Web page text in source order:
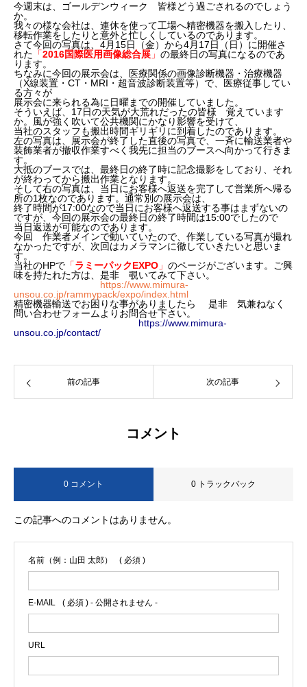
今週末は、ゴールデンウィーク 皆様どう過ごされるのでしょう
か。
我々の様な会社は、連休を使って工場へ精密機器を搬入したり、
移転作業をしたりと意外と忙しくしているのであります。
さて今回の写真は、 4月15日（金）から4月 17日（日）に開催さ
れた 「2016国際医用画像総合展 」 の最終日の写真になるのであ
ります。
ちなみに今回の展示会は、医療関係の画像診断機器・治療機器
（X線装置・CT・MRI・超音波診断装置等）で、医療従事してい
る方々が
展示会に来られる為に日曜までの開催していました。
そういえば、17日の天気が大荒れだったの皆様 覚えています
か。風が強く吹いて公共機関にかなり影響を受けて、
当社のスタッフも搬出時間ギリギリに到着したのであります。
左の写真は、展示会が終了した直後の写真で、一斉に輸送業者や
装飾業者が撤収作業すべく我先に担当のブースへ向かって行きま
す。
大抵のブースでは、最終日の終了時に記念撮影をしており、それ
が終わってから搬出作業となります。
そして右の写真は、当日にお客様へ返送を完了して営業所へ帰る
所の1枚なのであります。通常別の展示会は、
終了時間が17:00なので当日にお客様へ返送する事はまずないの
ですが、今回の展示会の最終日の終了時間は15:00でしたので
当日返送が可能なのであります。
今回 作業者メインで動いていたので、作業している写真が撮れ
なかったですが、次回はカメラマンに徹していきたいと思いま
す。
当社のHPで 「ラミーパックEXPO 」 のページがございます。ご興
味を持たれた方は、是非 覗いてみて下さい。
https://www.mimura-
unsou.co.jp/rammypack/expo/index.html
精密機器輸送でお困りな事がありましたら 是非 気兼ねなく
問い合わせフォームよりお問合せ下さい。
https://www.mimura-
unsou.co.jp/contact/
前の記事 次の記事
コメント
0 コメント 0 トラックバック
この記事へのコメントはありません。
名前（例：山田 太郎） ( 必須 )
E-MAIL ( 必須 ) - 公開されません -
URL